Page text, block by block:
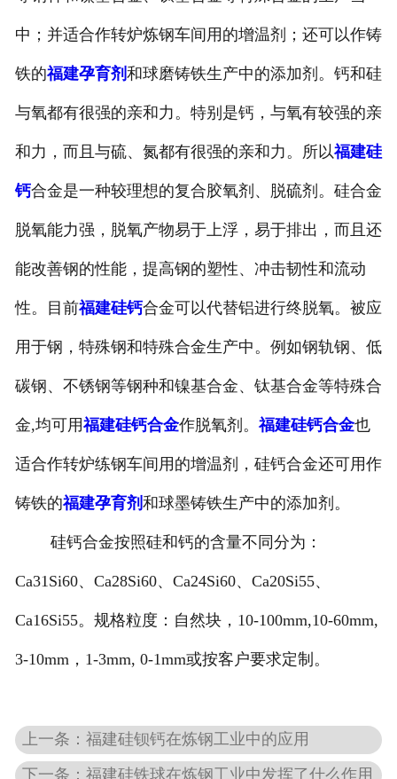
中；并适合作转炉炼钢车间用的增温剂；还可以作铸
铁的福建孕育剂和球磨铸铁生产中的添加剂。钙和硅
与氧都有很强的亲和力。特别是钙，与氧有较强的亲
和力，而且与硫、氮都有很强的亲和力。所以福建硅
钙合金是一种较理想的复合胶氧剂、脱硫剂。硅合金
脱氧能力强，脱氧产物易于上浮，易于排出，而且还
能改善钢的性能，提高钢的塑性、冲击韧性和流动
性。目前福建硅钙合金可以代替铝进行终脱氧。被应
用于钢，特殊钢和特殊合金生产中。例如钢轨钢、低
碳钢、不锈钢等钢种和镍基合金、钛基合金等特殊合
金,均可用福建硅钙合金作脱氧剂。 福建硅钙合金也
适合作转炉练钢车间用的增温剂，硅钙合金还可用作
铸铁的福建孕育剂和球墨铸铁生产中的添加剂。
硅钙合金按照硅和钙的含量不同分为：
Ca31Si60、Ca28Si60、Ca24Si60、Ca20Si55、
Ca16Si55。规格粒度：自然块，10-100mm,10-60mm,
3-10mm，1-3mm, 0-1mm或按客户要求定制。
上一条：福建硅钡钙在炼钢工业中的应用
下一条：福建硅铁球在炼钢工业中发挥了什么作用